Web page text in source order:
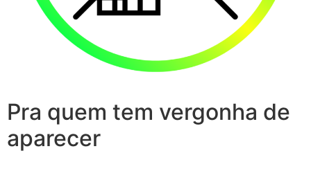
Pra quem tem vergonha de
aparecer